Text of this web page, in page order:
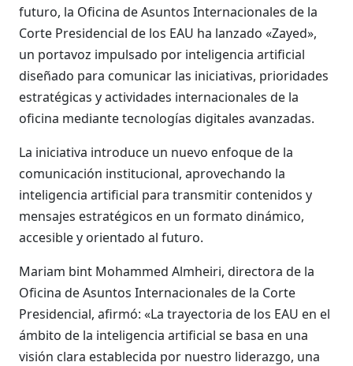
futuro, la Oficina de Asuntos Internacionales de la
Corte Presidencial de los EAU ha lanzado «Zayed»,
un portavoz impulsado por inteligencia artificial
diseñado para comunicar las iniciativas, prioridades
estratégicas y actividades internacionales de la
oficina mediante tecnologías digitales avanzadas.
La iniciativa introduce un nuevo enfoque de la
comunicación institucional, aprovechando la
inteligencia artificial para transmitir contenidos y
mensajes estratégicos en un formato dinámico,
accesible y orientado al futuro.
Mariam bint Mohammed Almheiri, directora de la
Oficina de Asuntos Internacionales de la Corte
Presidencial, afirmó: «La trayectoria de los EAU en el
ámbito de la inteligencia artificial se basa en una
visión clara establecida por nuestro liderazgo, una